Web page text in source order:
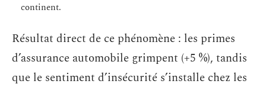
continent.
Résultat direct de ce phénomène : les primes
d’assurance automobile grimpent (+5 %), tandis
que le sentiment d’insécurité s’installe chez les